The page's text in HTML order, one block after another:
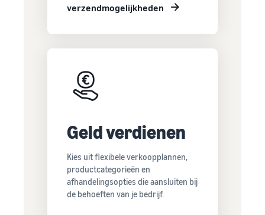
verzendmogelijkheden
Geld verdienen
Kies uit flexibele verkoopplannen,
productcategorieën en
afhandelingsopties die aansluiten bij
de behoeften van je bedrijf.